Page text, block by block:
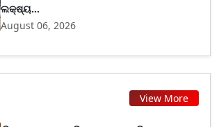
ଲକ୍ଷ୍ୟ...
August 06, 2026
View More